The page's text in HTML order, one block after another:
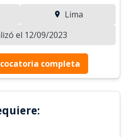
Lima
el 12/09/2023
completa